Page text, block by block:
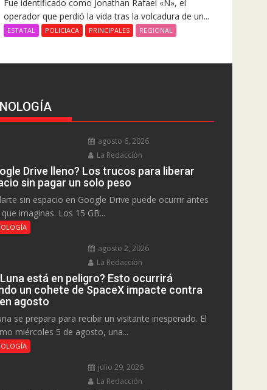
Fue identificado como Jonathan Rafael «N», el
operador que perdió la vida tras la volcadura de un...
ESTATAL POLICIACA PRINCIPALES REGIONAL
agosto 6, 2026
La Redacción
Drive lleno? Los trucos para liberar
sin pagar un solo peso
sin espacio en Google Drive puede ocurrir antes
imaginas. Los 15 GB...
agosto 2, 2026
La Redacción
está en peligro? Esto ocurrirá
un cohete de SpaceX impacte contra
agosto
se prepara para recibir un visitante inesperado. El
miércoles 5 de agosto, una...
julio 29, 2026
La Redacción